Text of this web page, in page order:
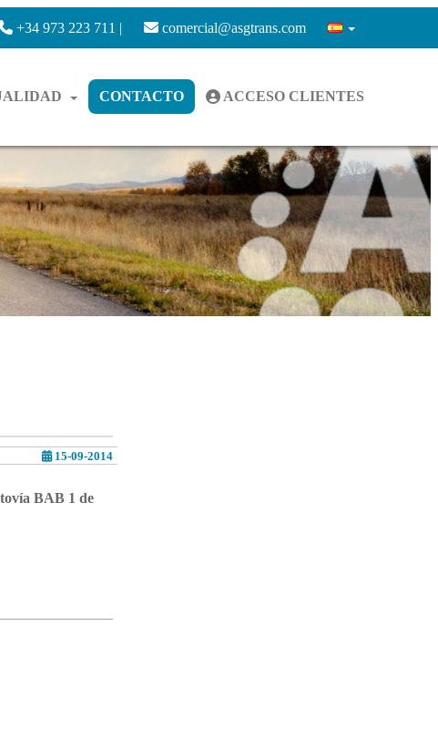
+34 973 223 711 | comercial@asgtrans.com
CONTACTO ACCESO CLIENTES
15-09-2014
BAB 1 de